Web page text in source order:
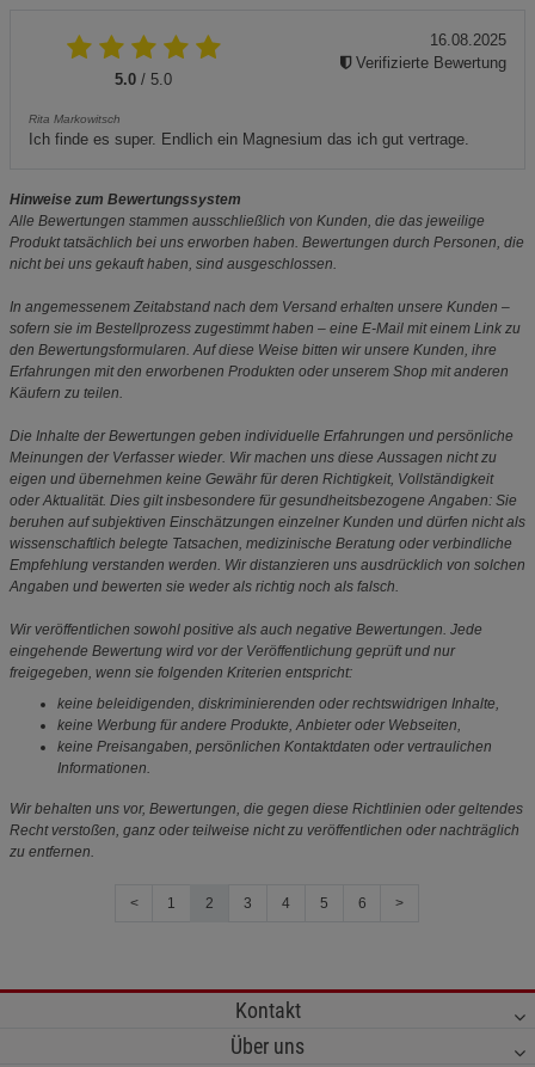
5.0 / 5.0
Rita Markowitsch
Ich finde es super. Endlich ein Magnesium das ich gut vertrage.
16.08.2025
Verifizierte Bewertung
Hinweise zum Bewertungssystem
Alle Bewertungen stammen ausschließlich von Kunden, die das jeweilige
Produkt tatsächlich bei uns erworben haben. Bewertungen durch Personen, die
nicht bei uns gekauft haben, sind ausgeschlossen.
In angemessenem Zeitabstand nach dem Versand erhalten unsere Kunden –
sofern sie im Bestellprozess zugestimmt haben – eine E-Mail mit einem Link zu
den Bewertungsformularen. Auf diese Weise bitten wir unsere Kunden, ihre
Erfahrungen mit den erworbenen Produkten oder unserem Shop mit anderen
Käufern zu teilen.
Die Inhalte der Bewertungen geben individuelle Erfahrungen und persönliche
Meinungen der Verfasser wieder. Wir machen uns diese Aussagen nicht zu
eigen und übernehmen keine Gewähr für deren Richtigkeit, Vollständigkeit
oder Aktualität. Dies gilt insbesondere für gesundheitsbezogene Angaben: Sie
beruhen auf subjektiven Einschätzungen einzelner Kunden und dürfen nicht als
wissenschaftlich belegte Tatsachen, medizinische Beratung oder verbindliche
Empfehlung verstanden werden. Wir distanzieren uns ausdrücklich von solchen
Angaben und bewerten sie weder als richtig noch als falsch.
Wir veröffentlichen sowohl positive als auch negative Bewertungen. Jede
eingehende Bewertung wird vor der Veröffentlichung geprüft und nur
freigegeben, wenn sie folgenden Kriterien entspricht:
keine beleidigenden, diskriminierenden oder rechtswidrigen Inhalte,
keine Werbung für andere Produkte, Anbieter oder Webseiten,
keine Preisangaben, persönlichen Kontaktdaten oder vertraulichen
Informationen.
Wir behalten uns vor, Bewertungen, die gegen diese Richtlinien oder geltendes
Recht verstoßen, ganz oder teilweise nicht zu veröffentlichen oder nachträglich
zu entfernen.
< 1 2 3 4 5 6 >
Kontakt
Über uns